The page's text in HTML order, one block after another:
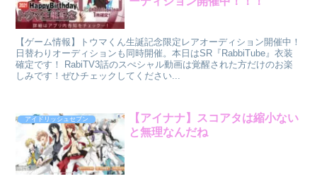
【ゲーム情報】トウマくん生誕記念限定レアオーディション開催中！
日替わりオーディションも同時開催。本日はSR『RabbiTube』衣装
確定です！ RabiTV3話のスぺシャル動画は覚醒された方だけのお楽
しみです！ぜひチェックしてください...
アイドリッシュセブン
【アイナナ】スコアタは縮小ない
と無理なんだね